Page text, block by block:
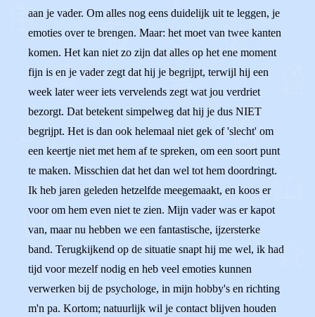
aan je vader. Om alles nog eens duidelijk uit te leggen, je
emoties over te brengen. Maar: het moet van twee kanten
komen. Het kan niet zo zijn dat alles op het ene moment
fijn is en je vader zegt dat hij je begrijpt, terwijl hij een
week later weer iets vervelends zegt wat jou verdriet
bezorgt. Dat betekent simpelweg dat hij je dus NIET
begrijpt. Het is dan ook helemaal niet gek of 'slecht' om
een keertje niet met hem af te spreken, om een soort punt
te maken. Misschien dat het dan wel tot hem doordringt.
Ik heb jaren geleden hetzelfde meegemaakt, en koos er
voor om hem even niet te zien. Mijn vader was er kapot
van, maar nu hebben we een fantastische, ijzersterke
band. Terugkijkend op de situatie snapt hij me wel, ik had
tijd voor mezelf nodig en heb veel emoties kunnen
verwerken bij de psychologe, in mijn hobby's en richting
m'n pa. Kortom; natuurlijk wil je contact blijven houden